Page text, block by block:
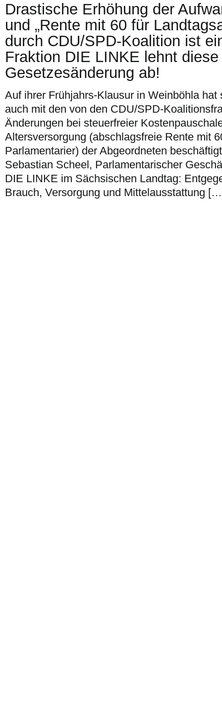
Drastische Erhöhung der
und „Rente mit 60 für
durch CDU/SPD-Koalition ist
Fraktion DIE LINKE lehnt
Gesetzesänderung ab!
Auf ihrer Frühjahrs-Klausur in Weinböhla hat
auch mit den von den CDU/SPD-
Änderungen bei steuerfreier
Altersversorgung (abschlagsfreie Rente mit
Parlamentarier) der Abgeordneten
Sebastian Scheel, Parlamentarischer
DIE LINKE im Sächsischen Landtag:
Brauch, Versorgung und Mittelausstattung